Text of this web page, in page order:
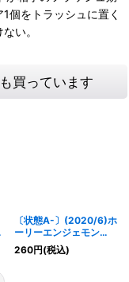
個をトラッシュに置く
い。
買っています
〔状態A-〕(2020/6)ホ
ーリーエンジェモン
(CB11収録)【X】
{CB02-X07}《黄》
260円(税込)